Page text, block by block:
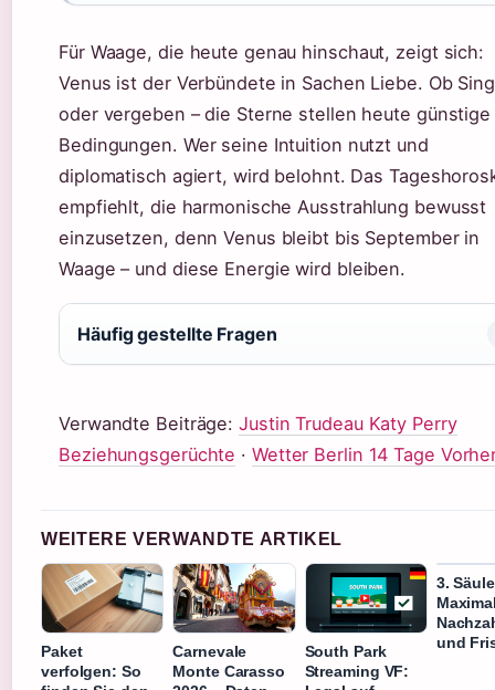
Für Waage, die heute genau hinschaut, zeigt sich:
Venus ist der Verbündete in Sachen Liebe. Ob
oder vergeben – die Sterne stellen heute günstige
Bedingungen. Wer seine Intuition nutzt und
diplomatisch agiert, wird belohnt. Das
empfiehlt, die harmonische Ausstrahlung bewusst
einzusetzen, denn Venus bleibt bis September in
Waage – und diese Energie wird bleiben.
Häufig gestellte Fragen
Verwandte Beiträge: Justin Trudeau Katy Perry
Beziehungsgerüchte · Wetter Berlin 14 Tage
WEITERE VERWANDTE ARTIKEL
Paket
verfolgen: So
Carnevale
Monte Carasso
South Park
Streaming VF:
3.
und